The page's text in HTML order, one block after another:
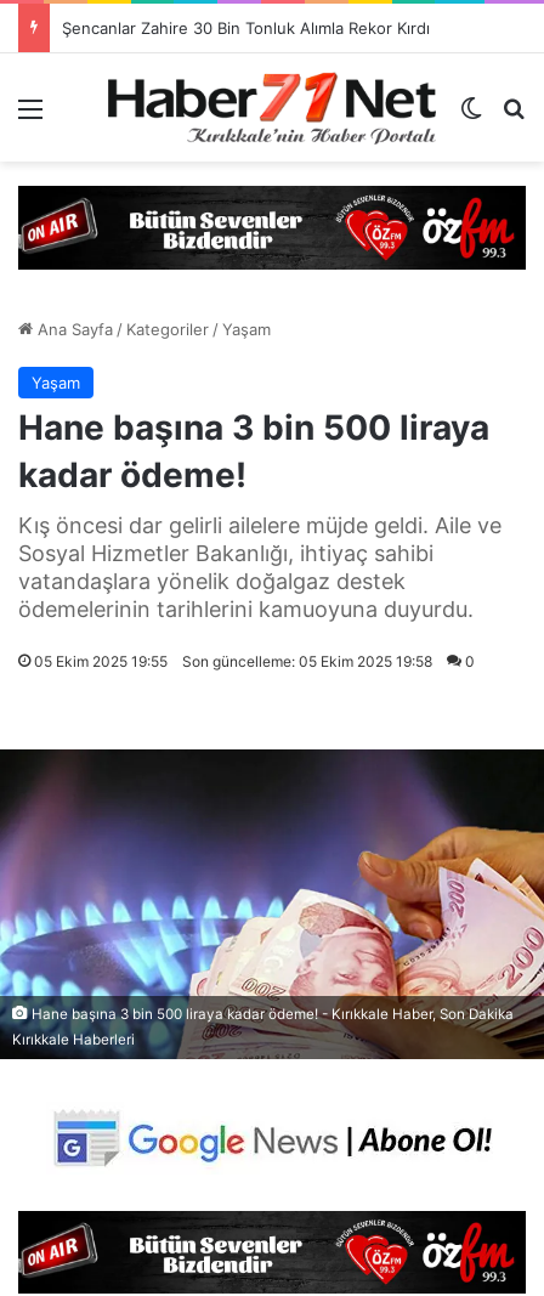
Dış
Ana Sayfa/ Kategoriler/Yaşam
Yaşam
Hane başına 3 bin 500 liraya
kadar ödeme!
Kış öncesi dar gelirli ailelere müjde geldi. Aile ve
Sosyal Hizmetler Bakanlığı, ihtiyaç sahibi
vatandaşlara yönelik doğalgaz destek
ödemelerinin tarihlerini kamuoyuna duyurdu.
05 Ekim 2025 19:55 Son güncelleme: 05 Ekim 2025 19:58 0
Hane başına 3 bin 500 liraya kadar ödeme! - Kırıkkale Haber, Son Dakika
Kırıkkale Haberleri